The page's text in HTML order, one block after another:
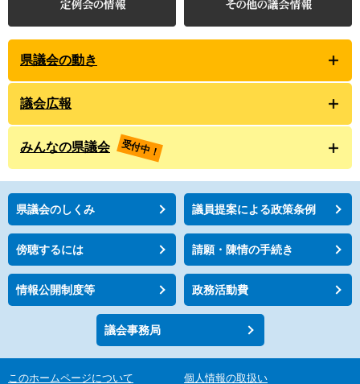
県議会の動き
議会広報
みんなの県議会 受付中！
県議会のしくみ 議員提案による政策条例
傍聴するには 請願・陳情の手続き
情報公開制度等 政務活動費
議会事務局
このホームページについて 個人情報の取扱い